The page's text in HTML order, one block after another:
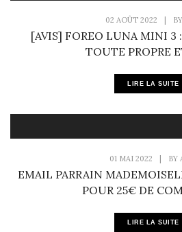
02 AOÛT 2022 BY
[AVIS] FOREO LUNA MINI 3
TOUTE PROPRE
LIRE LA SUITE
01 MAI 2022 | BY
EMAIL PARRAIN
POUR 25€ DE
LIRE LA SUITE